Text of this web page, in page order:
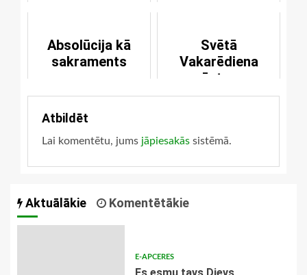
Absolūcija kā
sakraments
Svētā
Vakarēdiena
vēsture
Atbildēt
Lai komentētu, jums jāpiesakās sistēmā.
Aktuālākie Komentētākie
E-APCERES